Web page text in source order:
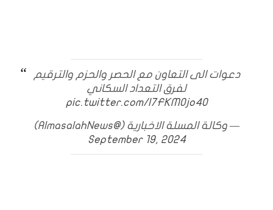
دعوات الى التعاون مع الحصر والحزم والترقيم
لفرق التعداد السكاني
pic.twitter.com/I7FKMOjo40
— وكالة المسلة الاخبارية (@AlmasalahNews)
September 19, 2024